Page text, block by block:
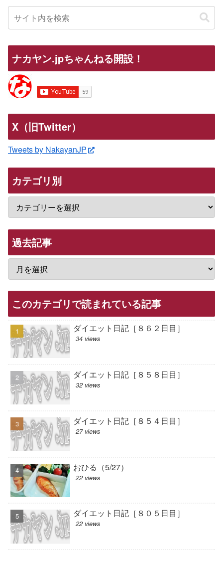
ナカヤン.jpちゃんねる開設！
X（旧Twitter）
Tweets by NakayanJP
カテゴリ別
過去記事
このカテゴリで読まれている記事
ダイエット日記［８６２日目］
34 views
ダイエット日記［８５８日目］
32 views
ダイエット日記［８５４日目］
27 views
おひる（5/27）
22 views
ダイエット日記［８０５日目］
22 views